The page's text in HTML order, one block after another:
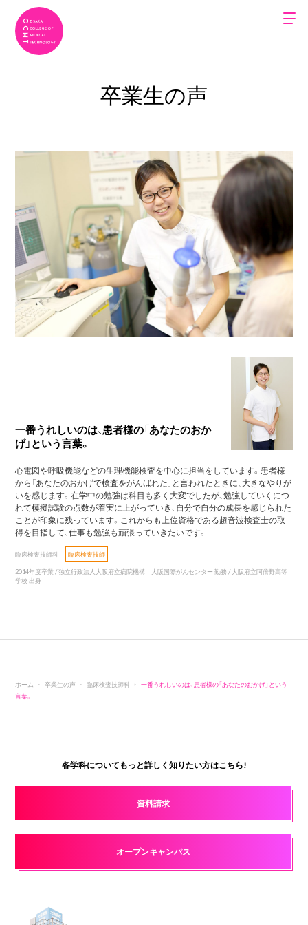
卒業生の声
一番うれしいのは、患者様の「あなたのおか
げ」という言葉。
心電図や呼吸機能などの生理機能検査を中心に担当をしています。患者様
から「あなたのおかげで検査をがんばれた」と言われたときに、大きなやりが
いを感じます。在学中の勉強は科目も多く大変でしたが、勉強していくにつ
れて模擬試験の点数が着実に上がっていき、自分で自分の成長を感じられた
ことが印象に残っています。これからも上位資格である超音波検査士の取
得を目指して、仕事も勉強も頑張っていきたいです。
臨床検査技師科
臨床検査技師
2014年度卒業 / 独立行政法人大阪府立病院機構 大阪国際がんセンター 勤務 / 大阪府立阿倍野高等
学校 出身
ホーム 卒業生の声 臨床検査技師科
一番うれしいのは、患者様の「あなたのおかげ」という
言葉。
各学科についてもっと詳しく知りたい方はこちら!
資料請求
オープンキャンパス